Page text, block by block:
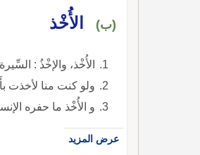
(ب) الأُخْذ
الأُخْذ، والإخْذُ :
ولو كنت منا لأخذت
و الأُخْذ ما حفره
عرض المزيد